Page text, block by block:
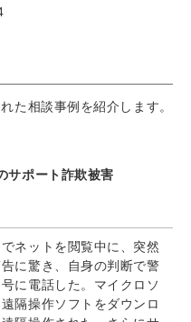
た相談事例を紹介します。
サポート詐欺被害
ネットを閲覧中に、突然
に驚き、自身の判断で警
に電話した。マイクロソ
隔操作ソフトをダウンロ